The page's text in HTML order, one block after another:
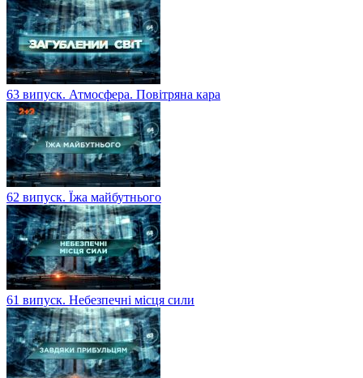
63 випуск. Атмосфера. Повітряна кара
62 випуск. Їжа майбутнього
61 випуск. Небезпечні місця сили